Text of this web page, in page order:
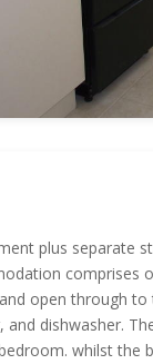
plus separate
comprises
open through
dishwasher.
whilst